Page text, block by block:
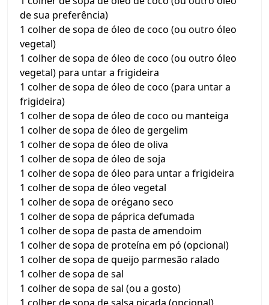
de sua preferência)
1 colher de sopa de óleo de coco (ou outro óleo
vegetal)
1 colher de sopa de óleo de coco (ou outro óleo
vegetal) para untar a frigideira
1 colher de sopa de óleo de coco (para untar a
frigideira)
1 colher de sopa de óleo de coco ou manteiga
1 colher de sopa de óleo de gergelim
1 colher de sopa de óleo de oliva
1 colher de sopa de óleo de soja
1 colher de sopa de óleo para untar a frigideira
1 colher de sopa de óleo vegetal
1 colher de sopa de orégano seco
1 colher de sopa de páprica defumada
1 colher de sopa de pasta de amendoim
1 colher de sopa de proteína em pó (opcional)
1 colher de sopa de queijo parmesão ralado
1 colher de sopa de sal
1 colher de sopa de sal (ou a gosto)